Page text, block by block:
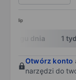
lip
End of
W ciągu dnia 1
Otwórz konto
narzędzi do